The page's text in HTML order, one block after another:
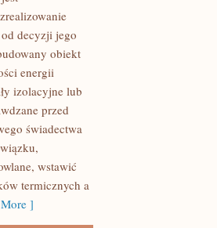
decyzji jego
obiekt
energii
izolacyjne lub
przed
świadectwa
wstawić
termicznych a
]